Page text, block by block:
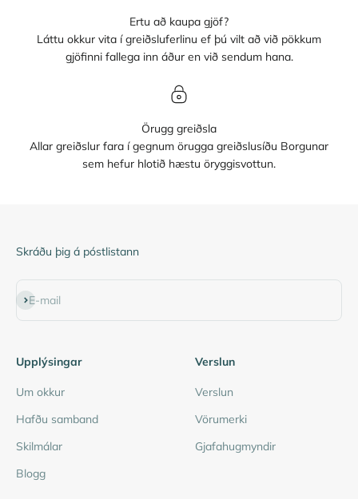
Ertu að kaupa gjöf?
Láttu okkur vita í greiðsluferlinu ef þú vilt að við pökkum
gjöfinni fallega inn áður en við sendum hana.
Örugg greiðsla
Allar greiðslur fara í gegnum örugga greiðslusíðu Borgunar
sem hefur hlotið hæstu öryggisvottun.
Skráðu þig á póstlistann
E-mail
Subscribe
Upplýsingar
Um okkur
Hafðu samband
Skilmálar
Blogg
Verslun
Verslun
Vörumerki
Gjafahugmyndir